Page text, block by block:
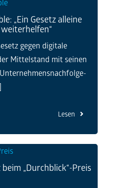
„Ein Gesetz alleine
gegen digitale
Mittelstand mit seinen
Lesen
„Durchblick“-Preis